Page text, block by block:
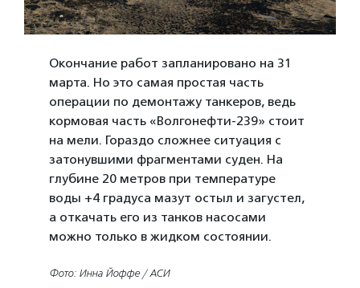
Окончание работ запланировано на 31
марта. Но это самая простая часть
операции по демонтажу танкеров, ведь
кормовая часть «Волгонефти-239» стоит
на мели. Гораздо сложнее ситуация с
затонувшими фрагментами суден. На
глубине 20 метров при температуре
воды +4 градуса мазут остыл и загустел,
а откачать его из танков насосами
можно только в жидком состоянии.
Фото: Инна Йоффе / АСИ